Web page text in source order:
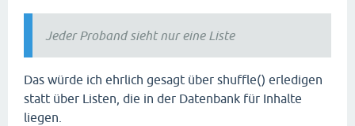
Jeder Proband sieht nur eine Liste
Das würde ich ehrlich gesagt über shuffle() erledigen
statt über Listen, die in der Datenbank für Inhalte
liegen.